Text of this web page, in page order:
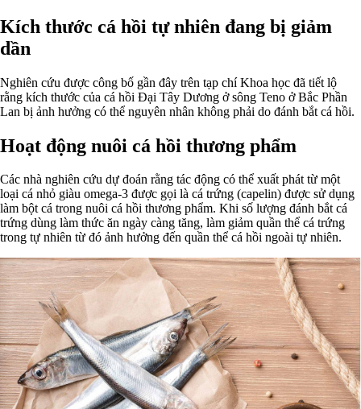
Kích thước cá hồi tự nhiên đang bị giảm
dần
Nghiên cứu được công bố gần đây trên tạp chí Khoa học đã tiết lộ
rằng kích thước của cá hồi Đại Tây Dương ở sông Teno ở Bắc Phần
Lan bị ảnh hưởng có thể nguyên nhân không phải do đánh bắt cá hồi.
Hoạt động nuôi cá hồi thương phẩm
Các nhà nghiên cứu dự đoán rằng tác động có thể xuất phát từ một
loại cá nhỏ giàu omega-3 được gọi là cá trứng (capelin) được sử dụng
làm bột cá trong nuôi cá hồi thương phẩm. Khi số lượng đánh bắt cá
trứng dùng làm thức ăn ngày càng tăng, làm giảm quần thể cá trứng
trong tự nhiên từ đó ảnh hưởng đến quần thể cá hồi ngoài tự nhiên.